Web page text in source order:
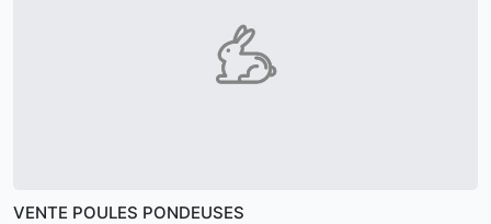
VENTE POULES PONDEUSES